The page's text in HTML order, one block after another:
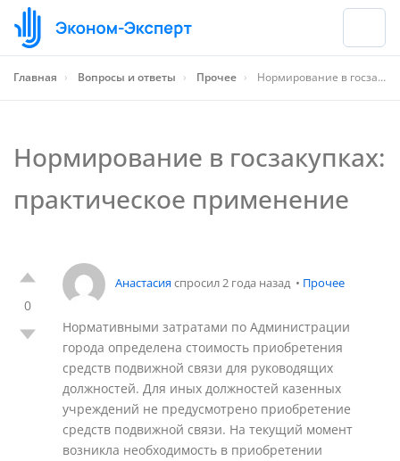
Главная › Вопросы и ответы › Прочее › Нормирование в госзакупках: практическое применение
Нормирование в госзакупках:
практическое применение
0
Анастасияспросил 2 года назад • Прочее
Нормативными затратами по Администрации
города определена стоимость приобретения
средств подвижной связи для руководящих
должностей. Для иных должностей казенных
учреждений не предусмотрено приобретение
средств подвижной связи. На текущий момент
возникла необходимость в приобретении